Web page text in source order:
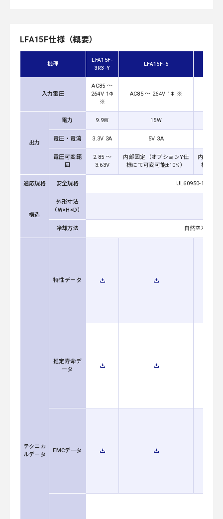
LFA15F仕様（概要）
機種
LFA15F-
3R3-Y
LFA15F-5
入力電圧
AC85 ～
264V 1Φ
※
AC85 ～ 264V 1Φ ※
出力
電力 9.9W 15W
電圧・電流 3.3V 3A 5V 3A
電圧可変範
囲
2.85 ～
3.63V
内部固定（オプションY仕
様にて可変可能±10%）
内部固定
様にて
適応規格 安全規格 UL60950-1, C-UL
構造
外形寸法
（W×H×D）
冷却方法 自然空冷（取
テクニカ
ルデータ
特性データ
推定寿命デ
ータ
EMCデータ